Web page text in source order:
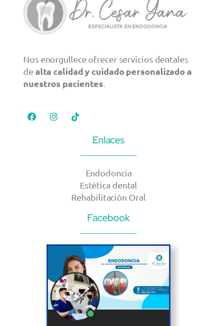
Nos enorgullece ofrecer servicios dentales
de alta calidad y cuidado personalizado a
nuestros pacientes
Enlaces
Endodoncia
Estética dental
Rehabilitación Oral
Facebook